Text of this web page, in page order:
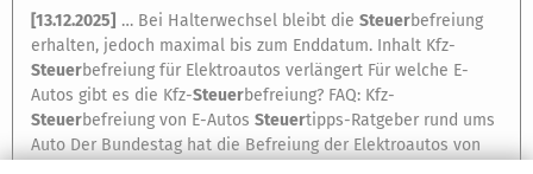
[13.12.2025] … Bei Halterwechsel bleibt die Steuerbefreiung
erhalten, jedoch maximal bis zum Enddatum. Inhalt Kfz-
Steuerbefreiung für Elektroautos verlängert Für welche E-
Autos gibt es die Kfz-Steuerbefreiung? FAQ: Kfz-
Steuerbefreiung von E-Autos Steuertipps-Ratgeber rund ums
Auto Der Bundestag hat die Befreiung der Elektroautos von